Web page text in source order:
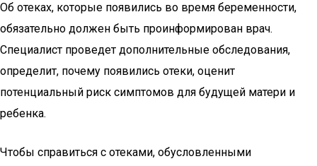
Об отеках, которые появились во время беременности,
обязательно должен быть проинформирован врач.
Специалист проведет дополнительные обследования,
определит, почему появились отеки, оценит
потенциальный риск симптомов для будущей матери и
ребенка.
Чтобы справиться с отеками, обусловленными